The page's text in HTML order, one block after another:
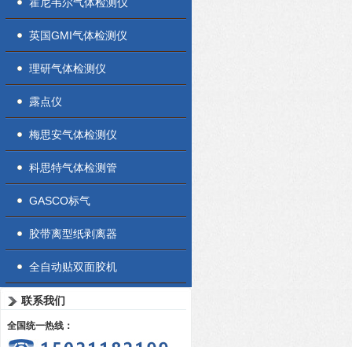
英国GMI气体检测仪
理研气体检测仪
露点仪
梅思安气体检测仪
科思特气体检测管
GASCO标气
胶带离型纸剥离器
全自动贴双面胶机
联系我们
全国统一热线：